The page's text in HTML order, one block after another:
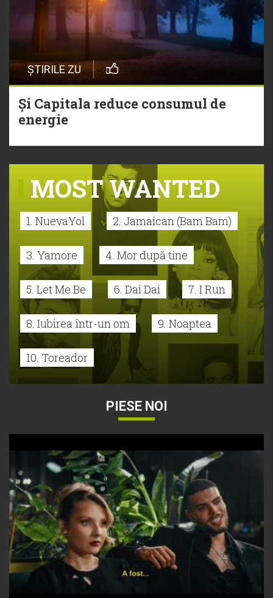
ȘTIRILE ZU
Și Capitala reduce consumul de
energie
MOST WANTED
1. NuevaYol 2. Jamaican (Bam Bam)
3. Yamore 4. Mor după tine
5. Let Me Be 6. Dai Dai 7. I Run
8. Iubirea într-un om 9. Noaptea
10. Toreador
PIESE NOI